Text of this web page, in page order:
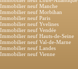
Immobilier neuf Manche
Immobilier neuf Morbihan
Immobilier neuf Paris
Immobilier neuf Yvelines
Immobilier neuf Vendée
Immobilier neuf Hauts-de-Seine
Immobilier neuf Val-de-Marne
Immobilier neuf Landes
Immobilier neuf Vienne